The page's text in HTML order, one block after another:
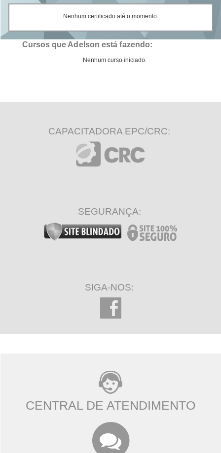
Nenhum certificado até o momento.
Cursos que Adelson está fazendo:
Nenhum curso iniciado.
CAPACITADORA EPC/CRC:
SEGURANÇA:
SIGA-NOS:
CENTRAL DE ATENDIMENTO